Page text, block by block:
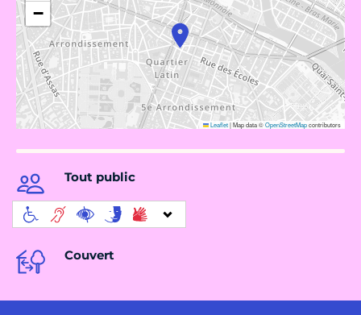
−
Leaflet|Map data ©OpenStreetMapcontributors
Tout public
Couvert